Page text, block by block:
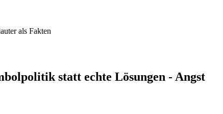
als Fakten
statt echte Lösungen - Angst